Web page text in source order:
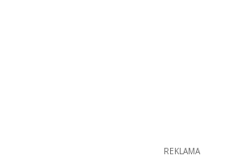
REKLAMA